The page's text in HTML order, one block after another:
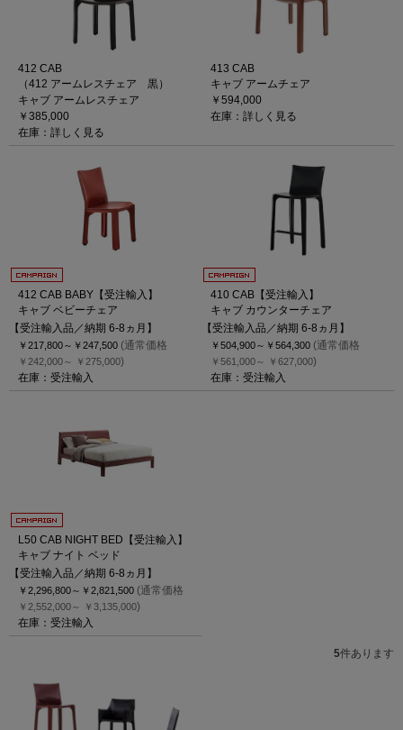
412 CAB
（412 アームレスチェア 黒）
キャブ アームレスチェア
￥385,000
在庫：詳しく見る
413 CAB
キャブ アームチェア
￥594,000
在庫：詳しく見る
412 CAB BABY【受注輸入】
キャブ ベビーチェア
【受注輸入品／納期 6-8ヵ月】
￥217,800～ ￥247,500 (通常価格
￥242,000～ ￥275,000)
在庫：受注輸入
410 CAB【受注輸入】
キャブ カウンターチェア
【受注輸入品／納期 6-8ヵ月】
￥504,900～ ￥564,300 (通常価格
￥561,000～ ￥627,000)
在庫：受注輸入
L50 CAB NIGHT BED【受注輸入】
キャブ ナイト ベッド
【受注輸入品／納期 6-8ヵ月】
￥2,296,800～ ￥2,821,500 (通常価格
￥2,552,000～ ￥3,135,000)
在庫：受注輸入
5件あります